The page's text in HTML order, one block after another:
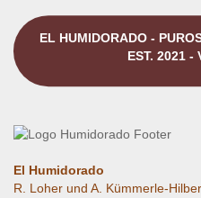
EL HUMIDORADO -
EST. 2021 -
El Humidorado
R. Loher und A. Kümmerle-